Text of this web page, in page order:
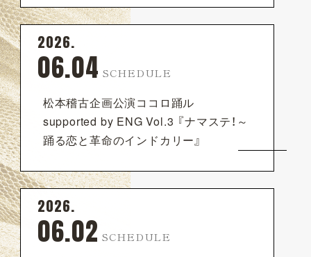
2026.
06.04 SCHEDULE
松本稽古企画公演ココロ踊ル
supported by ENG Vol.3 『ナマステ！～
踊る恋と革命のインドカリー』
2026.
06.02 SCHEDULE